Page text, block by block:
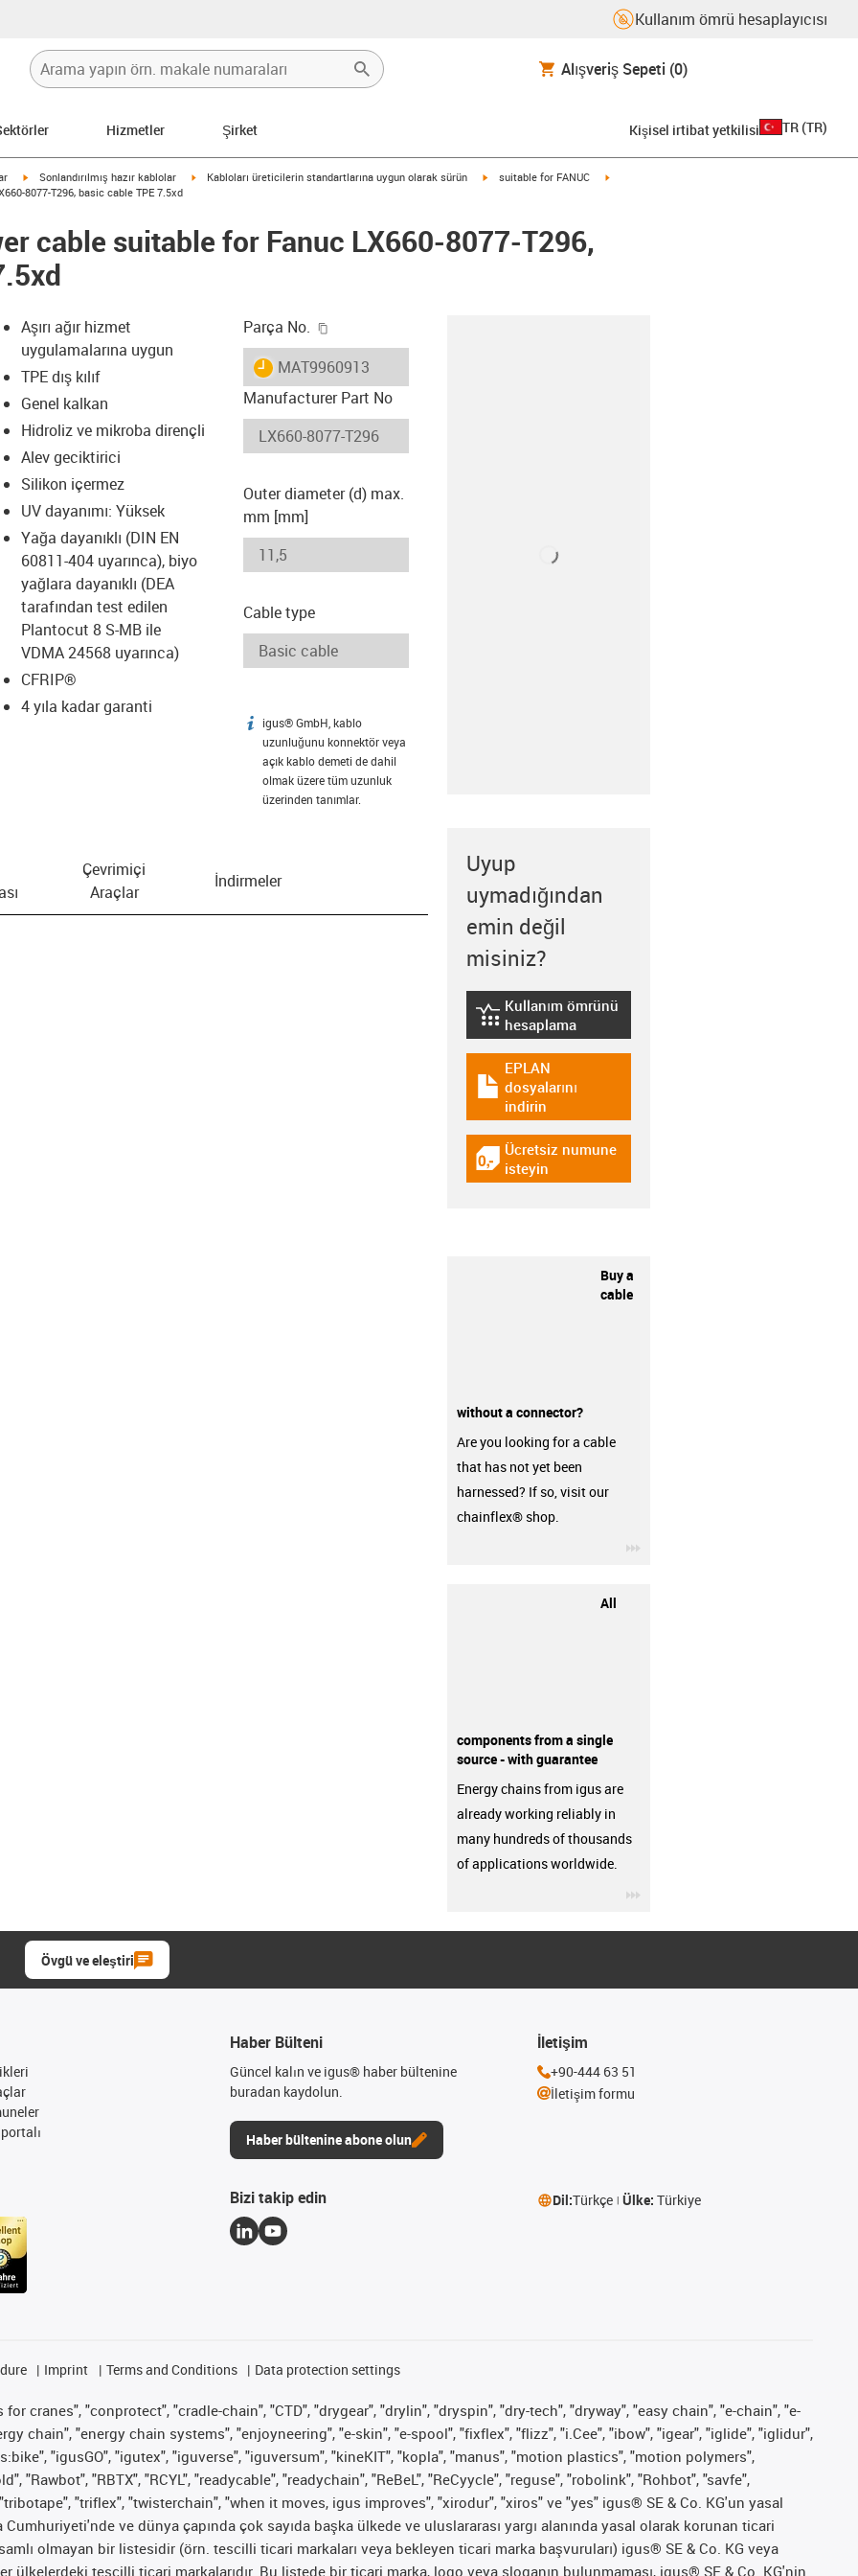
Kullanım ömrü hesaplayıcısı
Alışveriş Sepeti (0)
Hizmetler Şirket Kişisel irtibat yetkilisi TR (TR)
igus-icon-arrow-right
Sonlandırılmış hazır kablolar igus-icon-arrow-right
Kabloları üreticilerin standartlarına uygun olarak sürün igus-icon-arrow-right
suitable for FANUC
8077-T296, basic cable TPE 7.5xd
cable suitable for Fanuc LX660-8077-T296,
icon-lupe
icon-lupe
Aşırı ağır hizmet
uygulamalarına uygun
TPE dış kılıf
Genel kalkan
Hidroliz ve mikroba dirençli
Alev geciktirici
Silikon içermez
UV dayanımı: Yüksek
Yağa dayanıklı (DIN EN
60811-404 uyarınca), biyo
yağlara dayanıklı (DEA
tarafından test edilen
Plantocut 8 S-MB ile
VDMA 24568 uyarınca)
CFRIP®
4 yıla kadar garanti
Parça No.
igus-icon-lieferzeit
MAT9960913
Manufacturer Part No
Outer diameter (d) max.
mm [mm]
Cable type
igus-icon-info
igus® GmbH, kablo
uzunluğunu konnektör veya
açık kablo demeti de dahil
olmak üzere tüm uzunluk
üzerinden tanımlar.
Çevrimiçi
Araçlar
İndirmeler
Uyup
uymadığından
emin değil
misiniz?
igus-icon-lebensdauerrechner
Kullanım ömrünü
hesaplama
igus-icon-download-plan
EPLAN
dosyalarını
indirin
igus-icon-gratismuster
Ücretsiz numune
isteyin
Buy a
cable
without a connector?
Are you looking for a cable
that has not yet been
harnessed? If so, visit our
chainflex® shop.
All
components from a single
source - with guarantee
Energy chains from igus are
already working reliably in
many hundreds of thousands
of applications worldwide.
Övgü ve eleştiri
Haber Bülteni
Güncel kalın ve igus® haber bültenine
buradan kaydolun.
Haber bültenine abone olun
İletişim
+90-444 63 51
İletişim formu
Bizi takip edin Dil:Türkçe Ülke: Türkiye
Imprint Terms and Conditions Data protection settings
cranes", "conprotect", "cradle-chain", "CTD", "drygear", "drylin", "dryspin", "dry-tech", "dryway", "easy chain", "e-chain", "e-
chain", "energy chain systems", "enjoyneering", "e-skin", "e-spool", "fixflex", "flizz", "i.Cee", "ibow", "igear", "iglide", "iglidur",
"igusGO", "igutex", "iguverse", "iguversum", "kineKIT", "kopla", "manus", "motion plastics", "motion polymers",
"RBTX", "RCYL", "readycable", "readychain", "ReBeL", "ReCyycle", "reguse", "robolink", "Rohbot", "savfe",
"triflex", "twisterchain", "when it moves, igus improves", "xirodur", "xiros" ve "yes" igus® SE & Co. KG'un yasal
ve dünya çapında çok sayıda başka ülkede ve uluslararası yargı alanında yasal olarak korunan ticari
olmayan bir listesidir (örn. tescilli ticari markaları veya bekleyen ticari marka başvuruları) igus® SE & Co. KG veya
ülkelerdeki tescilli ticari markalarıdır. Bu listede bir ticari marka, logo veya sloganın bulunmaması, igus® SE & Co. KG'nin